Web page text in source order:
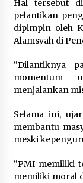
Hal tersebut
pelantikan
dipimpin oleh
Alamsyah di
“Dilantiknya
momentum
menjalankan
Selama ini,
membantu
meski
“PMI memiliki
memiliki moral